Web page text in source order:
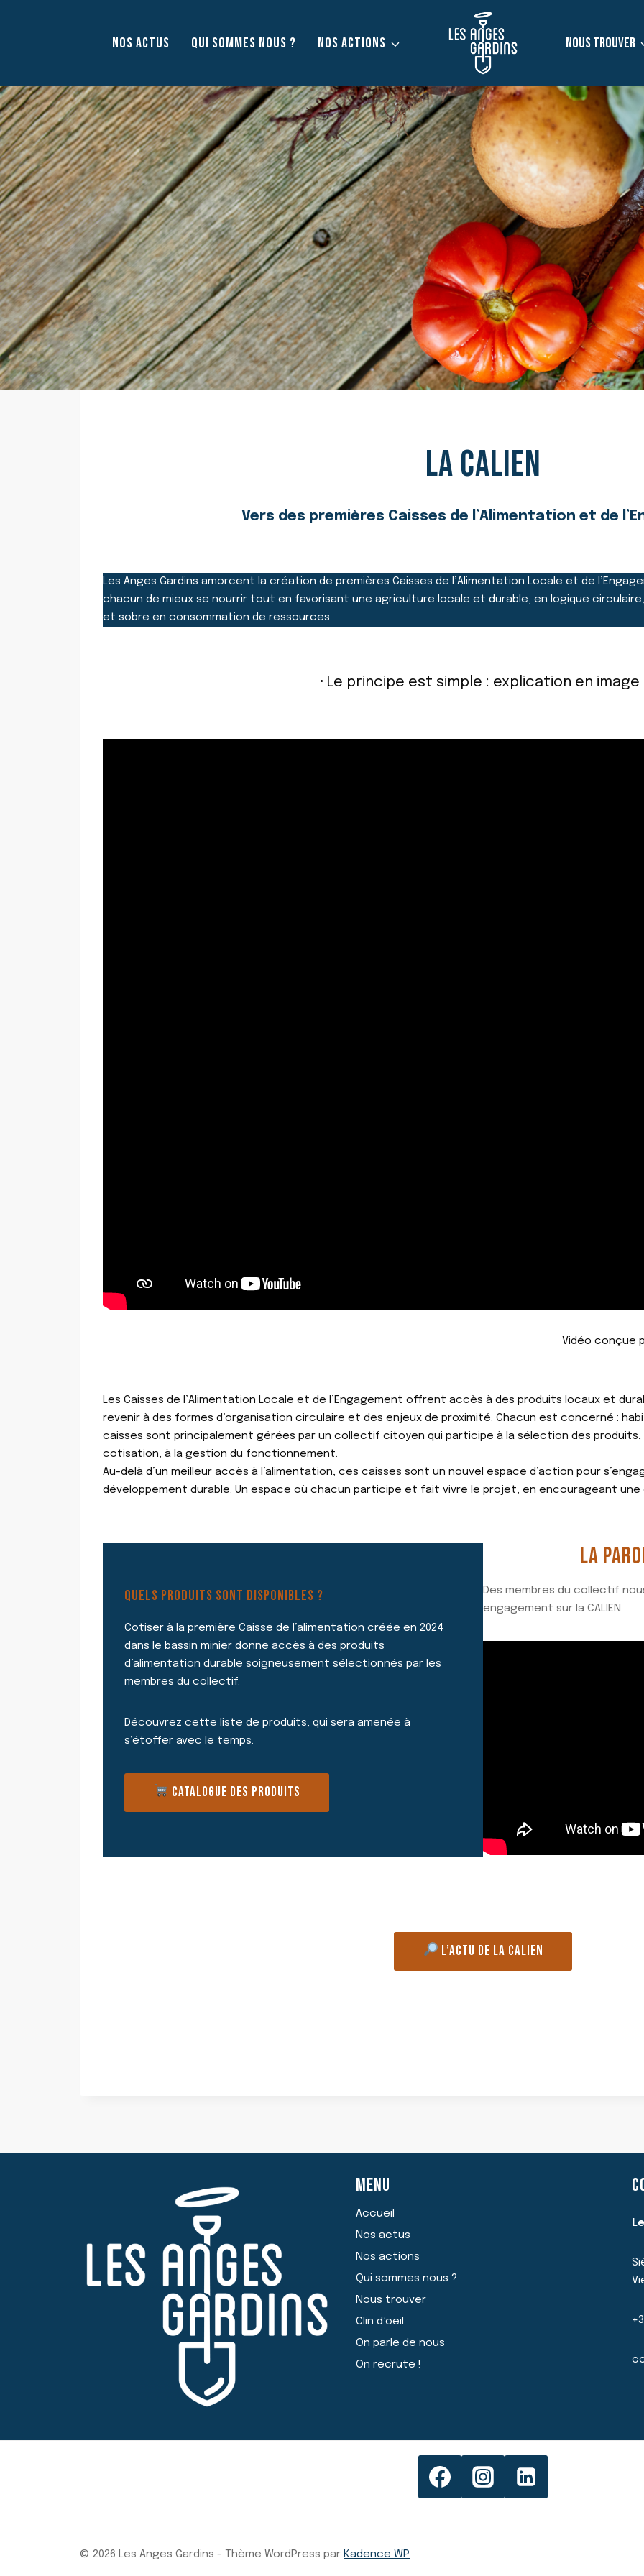
NOS ACTUS QUI SOMMES NOUS ? NOS ACTIONS NOUS TROUVER
LA CALIEN
Vers des premières Caisses de l’Alimentation et de
Les Anges Gardins amorcent la création de premières Caisses de l’Alimentation Locale et de
chacun de mieux se nourrir tout en favorisant une agriculture locale et durable, en logique
et sobre en consommation de ressources.
· Le principe est simple : explication en image
Vidéo conçue
Les Caisses de l’Alimentation Locale et de l’Engagement offrent accès à des produits locaux et
revenir à des formes d’organisation circulaire et des enjeux de proximité. Chacun est concerné :
caisses sont principalement gérées par un collectif citoyen qui participe à la sélection des
cotisation, à la gestion du fonctionnement.
Au-delà d’un meilleur accès à l’alimentation, ces caisses sont un nouvel espace d’action pour
développement durable. Un espace où chacun participe et fait vivre le projet, en encourageant
QUELS PRODUITS SONT DISPONIBLES ?
Cotiser à la première Caisse de l’alimentation créée en 2024
dans le bassin minier donne accès à des produits
d’alimentation durable soigneusement sélectionnés par les
membres du collectif.
Découvrez cette liste de produits, qui sera amenée à
s’étoffer avec le temps.
CATALOGUE DES PRODUITS
LA
Des membres du collectif
engagement sur la CALIEN
L’ACTU DE LA CALIEN
MENU
Accueil
Nos actus
Nos actions
Qui sommes nous ?
Nous trouver
Clin d’oeil
On parle de nous
On recrute !
© 2026 Les Anges Gardins - Thème WordPress par Kadence WP